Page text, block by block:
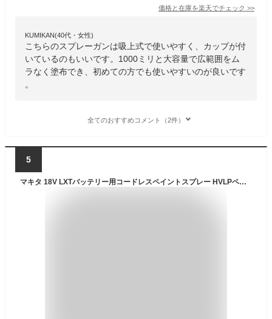
価格と在庫を楽天でチェック >>
KUMIKAN(40代・女性)
こちらのスプレーガンは吸上式で使いやすく、カップが付
いているのもいいです。1000ミリと大容量で広範囲をム
ラなく塗布でき、初めての方でも使いやすいのが良いです
。
全てのおすすめコメント（2件）
5
マキタ 18V LXTバッテリー用コードレスペイントスプレー HVLPペイントスプレーガン キャビネット 車 壁 家具 家の絵画用 (ツールのみ)